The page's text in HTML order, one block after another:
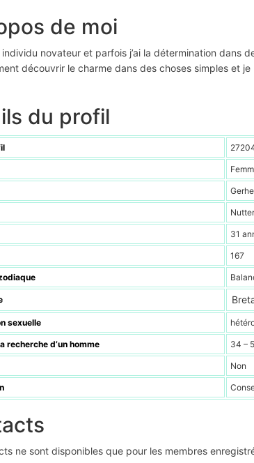
de moi
novateur et parfois j’ai la détermination dans
découvrir le charme dans des choses simples et
du profil
31
167
sexuelle
recherche d’un homme 34 –
Non
ne sont disponibles que pour les membres